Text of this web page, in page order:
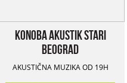
Konoba Akustik Stari
Beograd
AKUSTIČNA MUZIKA OD 19H